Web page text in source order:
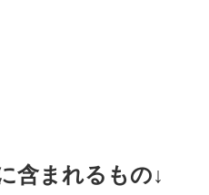
含まれるもの↓